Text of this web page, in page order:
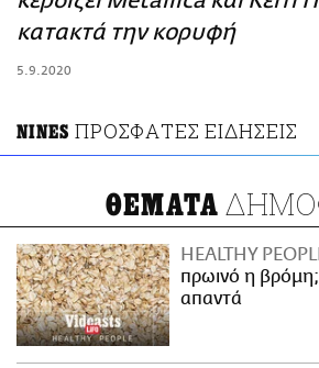
ΑΜΠΑ
κατακτά την κορυφή
5.9.2020
NINES ΠΡΟΣΦΑΤΕΣ ΕΙΔΗΣΕΙΣ
ΘΕΜΑΤΑ
HEALTHY
πρωινό η
απαντά